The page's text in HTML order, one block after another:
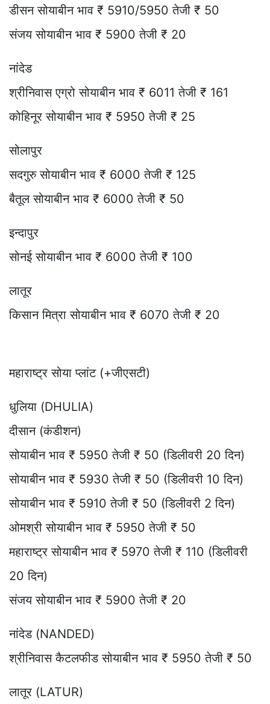
डीसन सोयाबीन भाव ₹ 5910/5950 तेजी ₹ 50
संजय सोयाबीन भाव ₹ 5900 तेजी ₹ 20
नांदेड
श्रीनिवास एग्रो सोयाबीन भाव ₹ 6011 तेजी ₹ 161
कोहिनूर सोयाबीन भाव ₹ 5950 तेजी ₹ 25
सोलापुर
सदगुरु सोयाबीन भाव ₹ 6000 तेजी ₹ 125
बैतूल सोयाबीन भाव ₹ 6000 तेजी ₹ 50
इन्दापुर
सोनई सोयाबीन भाव ₹ 6000 तेजी ₹ 100
लातूर
किसान मित्रा सोयाबीन भाव ₹ 6070 तेजी ₹ 20
महाराष्ट्र सोया प्लांट (+जीएसटी)
धुलिया (DHULIA)
दीसान (कंडीशन)
सोयाबीन भाव ₹ 5950 तेजी ₹ 50 (डिलीवरी 20 दिन)
सोयाबीन भाव ₹ 5930 तेजी ₹ 50 (डिलीवरी 10 दिन)
सोयाबीन भाव ₹ 5910 तेजी ₹ 50 (डिलीवरी 2 दिन)
ओमश्री सोयाबीन भाव ₹ 5950 तेजी ₹ 50
महाराष्ट्र सोयाबीन भाव ₹ 5970 तेजी ₹ 110 (डिलीवरी
20 दिन)
संजय सोयाबीन भाव ₹ 5900 तेजी ₹ 20
नांदेड (NANDED)
श्रीनिवास कैटलफीड सोयाबीन भाव ₹ 5950 तेजी ₹ 50
लातूर (LATUR)